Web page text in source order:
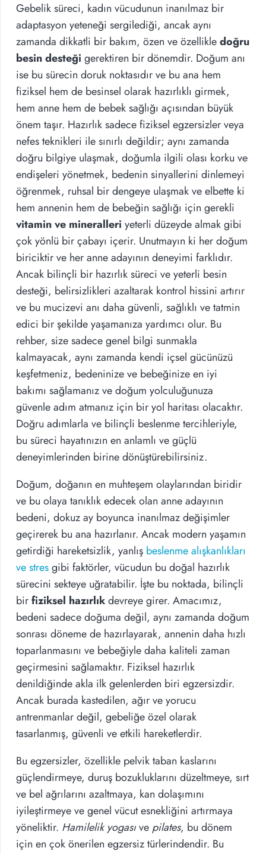
Gebelik süreci, kadın vücudunun inanılmaz bir
adaptasyon yeteneği sergilediği, ancak aynı
zamanda dikkatli bir bakım, özen ve özellikledoğru
besin desteği gerektiren bir dönemdir. Doğum anı
ise bu sürecin doruk noktasıdır ve bu ana hem
fiziksel hem de besinsel olarak hazırlıklı girmek,
hem anne hem de bebek sağlığı açısından büyük
önem taşır. Hazırlık sadece fiziksel egzersizler veya
nefes teknikleri ile sınırlı değildir; aynı zamanda
doğru bilgiye ulaşmak, doğumla ilgili olası korku ve
endişeleri yönetmek, bedenin sinyallerini dinlemeyi
öğrenmek, ruhsal bir dengeye ulaşmak ve elbette ki
hem annenin hem de bebeğin sağlığı için gerekli
vitamin ve mineralleri yeterli düzeyde almak gibi
çok yönlü bir çabayı içerir. Unutmayın ki her doğum
biriciktir ve her anne adayının deneyimi farklıdır.
Ancak bilinçli bir hazırlık süreci ve yeterli besin
desteği, belirsizlikleri azaltarak kontrol hissini artırır
ve bu mucizevi anı daha güvenli, sağlıklı ve tatmin
edici bir şekilde yaşamanıza yardımcı olur. Bu
rehber, size sadece genel bilgi sunmakla
kalmayacak, aynı zamanda kendi içsel gücünüzü
keşfetmeniz, bedeninize ve bebeğinize en iyi
bakımı sağlamanız ve doğum yolculuğunuza
güvenle adım atmanız için bir yol haritası olacaktır.
Doğru adımlarla ve bilinçli beslenme tercihleriyle,
bu süreci hayatınızın en anlamlı ve güçlü
deneyimlerinden birine dönüştürebilirsiniz.
Doğum, doğanın en muhteşem olaylarından biridir
ve bu olaya tanıklık edecek olan anne adayının
bedeni, dokuz ay boyunca inanılmaz değişimler
geçirerek bu ana hazırlanır. Ancak modern yaşamın
getirdiği hareketsizlik, yanlış beslenme alışkanlıkları
ve stresgibi faktörler, vücudun bu doğal hazırlık
sürecini sekteye uğratabilir. İşte bu noktada, bilinçli
birfiziksel hazırlıkdevreye girer. Amacımız,
bedeni sadece doğuma değil, aynı zamanda doğum
sonrası döneme de hazırlayarak, annenin daha hızlı
toparlanmasını ve bebeğiyle daha kaliteli zaman
geçirmesini sağlamaktır. Fiziksel hazırlık
denildiğinde akla ilk gelenlerden biri egzersizdir.
Ancak burada kastedilen, ağır ve yorucu
antrenmanlar değil, gebeliğe özel olarak
tasarlanmış, güvenli ve etkili hareketlerdir.
Bu egzersizler, özellikle pelvik taban kaslarını
güçlendirmeye, duruş bozukluklarını düzeltmeye, sırt
ve bel ağrılarını azaltmaya, kan dolaşımını
iyileştirmeye ve genel vücut esnekliğini artırmaya
yöneliktir. Hamilelik yogasıve pilates, bu dönem
için en çok önerilen egzersiz türlerindendir. Bu